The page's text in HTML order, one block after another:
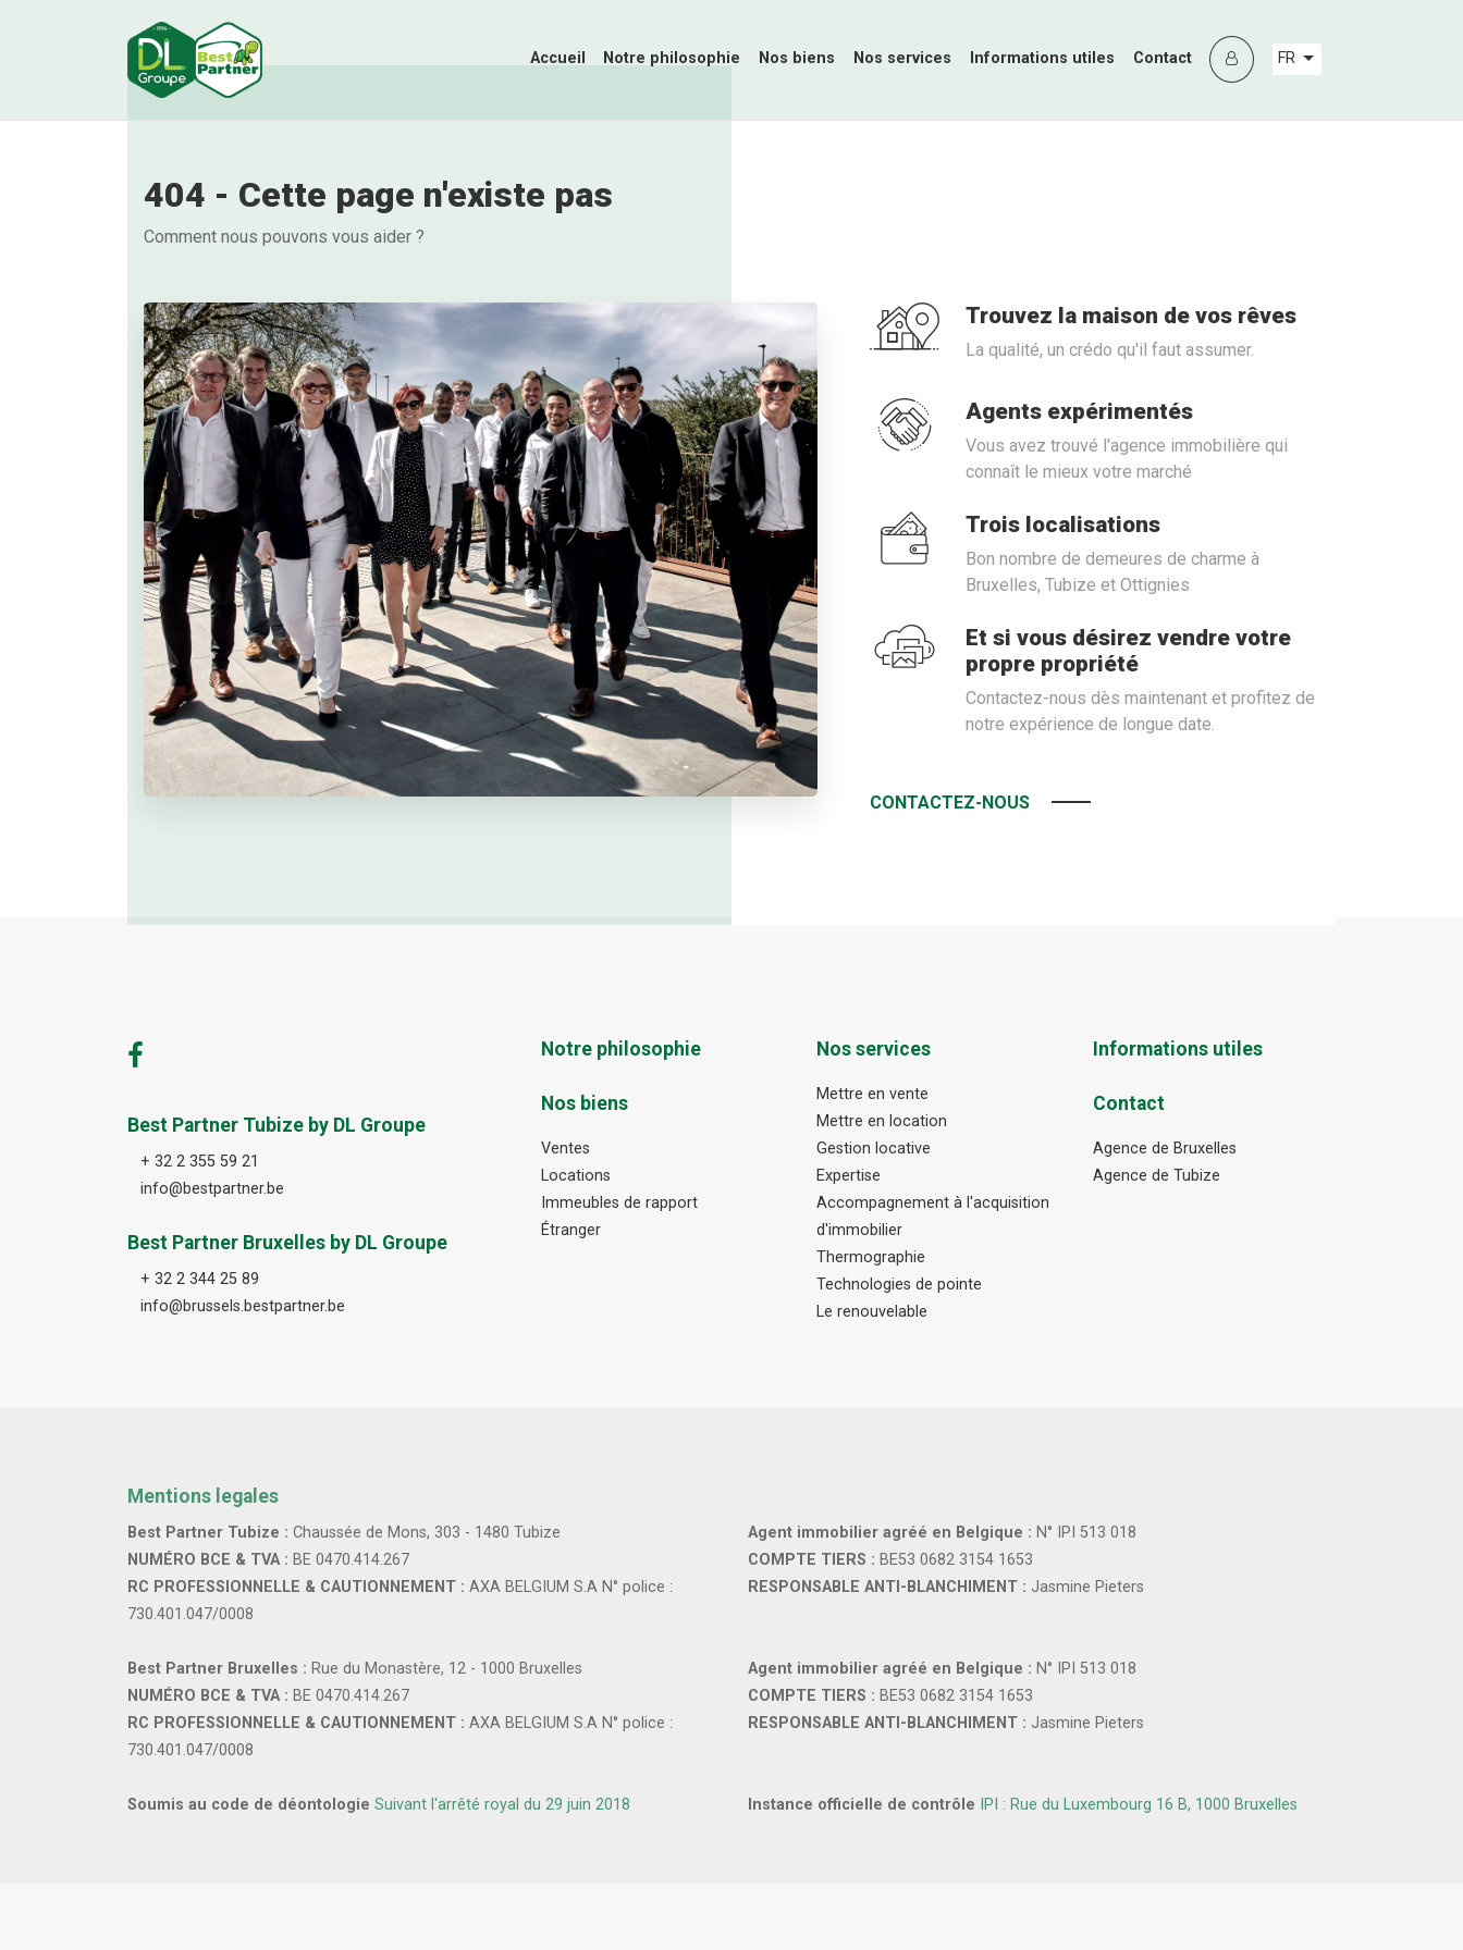
Accueil Notre philosophie Nos biens Nos services Informations utiles Contact FR
404 - Cette page n'existe pas
Comment nous pouvons vous aider ?
Trouvez la maison de vos rêves
La qualité, un crédo qu'il faut assumer.
Agents expérimentés
Vous avez trouvé l'agence immobilière qui
connaît le mieux votre marché
Trois localisations
Bon nombre de demeures de charme à
Bruxelles, Tubize et Ottignies
Et si vous désirez vendre votre
propre propriété
Contactez-nous dès maintenant et profitez de
notre expérience de longue date.
CONTACTEZ-NOUS
Best Partner Tubize by DL Groupe
+ 32 2 355 59 21
info@bestpartner.be
Best Partner Bruxelles by DL Groupe
+ 32 2 344 25 89
info@brussels.bestpartner.be
Notre philosophie
Nos biens
Ventes
Locations
Immeubles de rapport
Étranger
Nos services
Mettre en vente
Mettre en location
Gestion locative
Expertise
Accompagnement à l'acquisition
d'immobilier
Thermographie
Technologies de pointe
Le renouvelable
Informations utiles
Contact
Agence de Bruxelles
Agence de Tubize
Mentions legales
Best Partner Tubize : Chaussée de Mons, 303 - 1480 Tubize Agent immobilier agréé en Belgique : N° IPI 513 018
NUMÉRO BCE & TVA : BE 0470.414.267 COMPTE TIERS : BE53 0682 3154 1653
RC PROFESSIONNELLE & CAUTIONNEMENT : AXA BELGIUM S.A N° police :
730.401.047/0008
RESPONSABLE ANTI-BLANCHIMENT : Jasmine Pieters
Best Partner Bruxelles : Rue du Monastère, 12 - 1000 Bruxelles Agent immobilier agréé en Belgique : N° IPI 513 018
NUMÉRO BCE & TVA : BE 0470.414.267 COMPTE TIERS : BE53 0682 3154 1653
RC PROFESSIONNELLE & CAUTIONNEMENT : AXA BELGIUM S.A N° police :
730.401.047/0008
RESPONSABLE ANTI-BLANCHIMENT : Jasmine Pieters
Soumis au code de déontologie Suivant l'arrêté royal du 29 juin 2018 Instance officielle de contrôle IPI : Rue du Luxembourg 16 B, 1000 Bruxelles